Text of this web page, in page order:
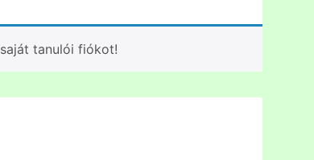
saját tanulói fiókot!